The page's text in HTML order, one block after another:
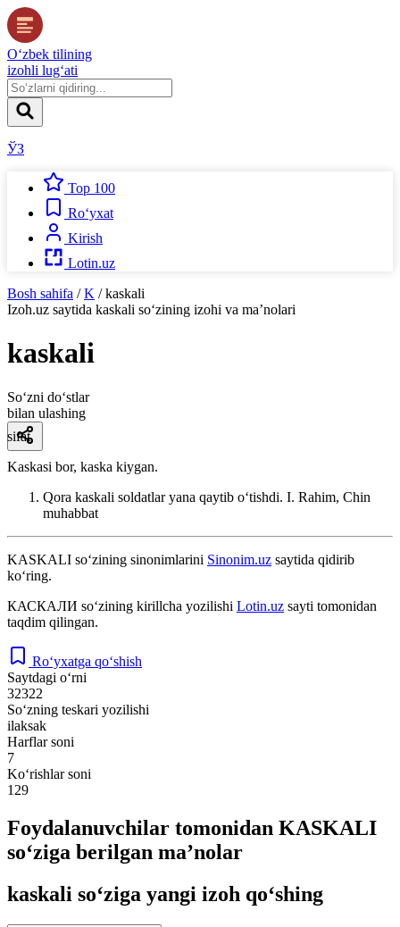
O‘zbek tilining
izohli lug‘ati
ЎЗ
Top 100
Ro‘yxat
Kirish
Lotin.uz
Bosh sahifa / K / kaskali
Izoh.uz saytida kaskali so‘zining izohi va ma’nolari
kaskali
So‘zni do‘stlar
bilan ulashing
sifat
Kaskasi bor, kaska kiygan.
Qora kaskali soldatlar yana qaytib oʻtishdi. I. Rahim, Chin
muhabbat
KASKALI so‘zining sinonimlarini Sinonim.uz saytida qidirib
ko‘ring.
КАСКАЛИ so‘zining kirillcha yozilishi Lotin.uz sayti tomonidan
taqdim qilingan.
Ro‘yxatga qo‘shish
Saytdagi o‘rni
32322
So‘zning teskari yozilishi
ilaksak
Harflar soni
7
Ko‘rishlar soni
129
Foydalanuvchilar tomonidan KASKALI
so‘ziga berilgan ma’nolar
kaskali so‘ziga yangi izoh qo‘shing